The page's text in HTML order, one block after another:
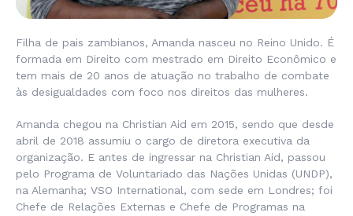
Filha de pais zambianos, Amanda nasceu no Reino Unido. É
formada em Direito com mestrado em Direito Econômico e
tem mais de 20 anos de atuação no trabalho de combate
às desigualdades com foco nos direitos das mulheres.
Amanda chegou na Christian Aid em 2015, sendo que desde
abril de 2018 assumiu o cargo de diretora executiva da
organização. E antes de ingressar na Christian Aid, passou
pelo Programa de Voluntariado das Nações Unidas (UNDP),
na Alemanha; VSO International, com sede em Londres; foi
Chefe de Relações Externas e Chefe de Programas na